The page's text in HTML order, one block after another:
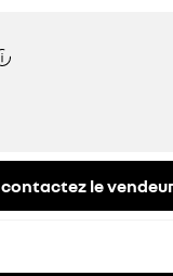
contactez le